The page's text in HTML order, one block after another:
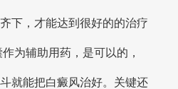
下，才能达到很好的的治疗
为辅助用药，是可以的，
就能把白癜风治好。关键还